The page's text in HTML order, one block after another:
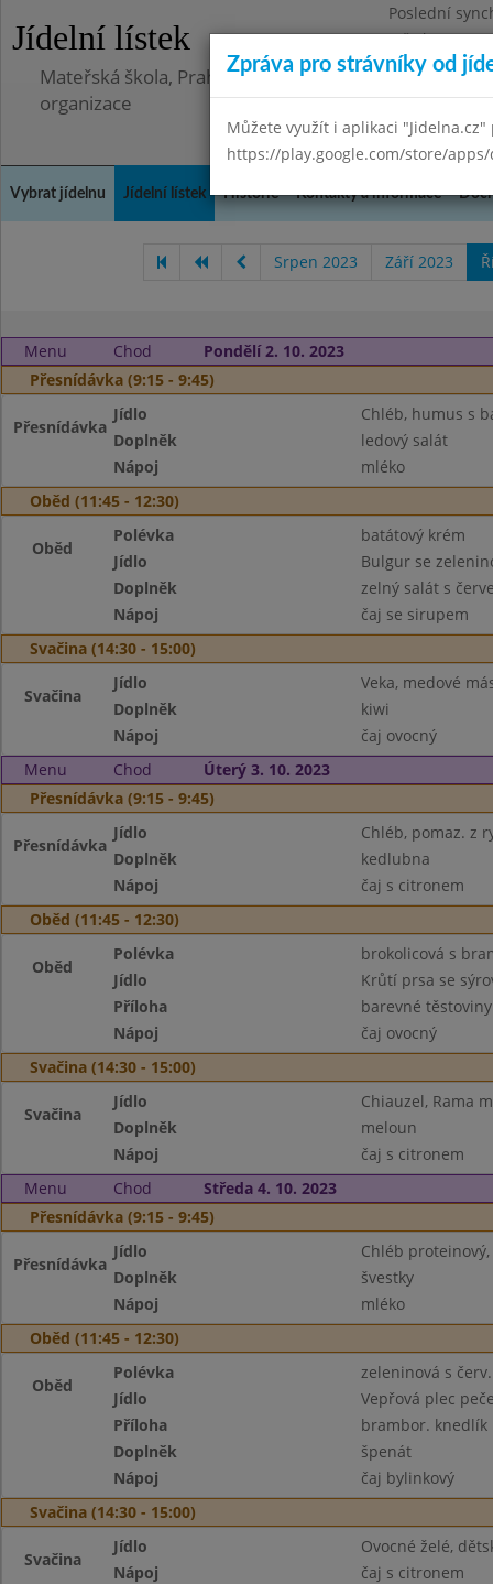
Jídelní lístek
Poslední
Středa
Mateřská škola, Praha 5 - Barrandov, Lohniského
organizace
Vybrat jídelnu Jídelní lístek Historie Kontakty a informace
Srpen 2023 Září 2023
Menu Chod
Pondělí 2. 10. 2023
Přesnídávka (9:15 - 9:45)
Přesnídávka
Jídlo
Chléb, humus s
Doplněk
ledový salát
Nápoj
mléko
Oběd (11:45 - 12:30)
Oběd
Polévka
batátový krém
Jídlo
Bulgur se
Doplněk
zelný salát s
Nápoj
čaj se sirupem
Svačina (14:30 - 15:00)
Svačina
Jídlo
Veka, medové
Doplněk
kiwi
Nápoj
čaj ovocný
Menu
Chod
Úterý 3. 10. 2023
Přesnídávka (9:15 - 9:45)
Přesnídávka
Jídlo
Chléb, pomaz. z
Doplněk
kedlubna
Nápoj
čaj s citronem
Oběd (11:45 - 12:30)
Oběd
Polévka
brokolicová s
Jídlo
Krůtí prsa se
Příloha
barevné těstoviny
Nápoj
čaj ovocný
Svačina (14:30 - 15:00)
Svačina
Jídlo
Chiauzel, Rama
Doplněk
meloun
Nápoj
čaj s citronem
Menu
Chod
Středa 4. 10. 2023
Přesnídávka (9:15 - 9:45)
Přesnídávka
Jídlo
Chléb
Doplněk
švestky
Nápoj
mléko
Oběd (11:45 - 12:30)
Oběd
Polévka
zeleninová s
Jídlo
Vepřová plec
Příloha
brambor. knedlík
Doplněk
špenát
Nápoj
čaj bylinkový
Svačina (14:30 - 15:00)
Svačina
Jídlo
Ovocné želé,
Nápoj
čaj s citronem
Zpráva pro strávníky od
Můžete využít i aplikaci
https://play.google.com/store/